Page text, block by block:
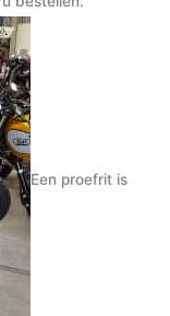
Een proefrit is